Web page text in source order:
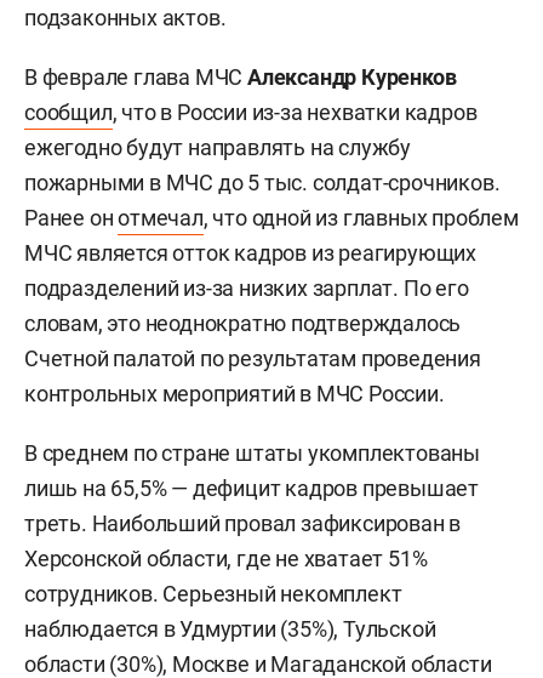
подзаконных актов.
В феврале глава МЧС Александр Куренков
сообщил, что в России из-за нехватки кадров
ежегодно будут направлять на службу
пожарными в МЧС до 5 тыс. солдат-срочников.
Ранее онотмечал, что одной из главных проблем
МЧС является отток кадров из реагирующих
подразделений из-за низких зарплат. По его
словам, это неоднократно подтверждалось
Счетной палатой по результатам проведения
контрольных мероприятий в МЧС России.
В среднем по стране штаты укомплектованы
лишь на 65,5% — дефицит кадров превышает
треть. Наибольший провал зафиксирован в
Херсонской области, где не хватает 51%
сотрудников. Серьезный некомплект
наблюдается в Удмуртии (35%), Тульской
области (30%), Москве и Магаданской области